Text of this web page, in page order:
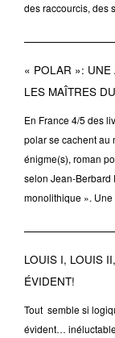
des raccourcis, des
« POLAR »: UNE
LES MAÎTRES
En France 4/5 des
polar se cachent au
énigme(s), roman
selon Jean-Berbard
monolithique ».
LOUIS I, LOUIS
ÉVIDENT!
Tout semble si
évident…